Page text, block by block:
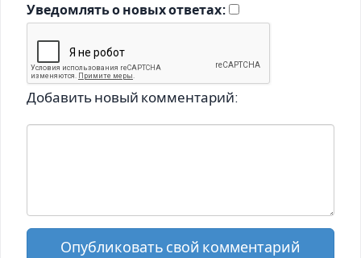
Уведомлять о новых ответах:
Добавить новый комментарий:
Опубликовать свой комментарий